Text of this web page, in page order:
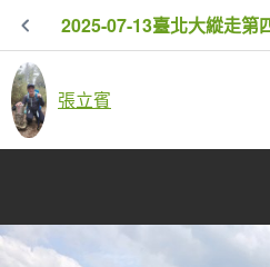
張立賓